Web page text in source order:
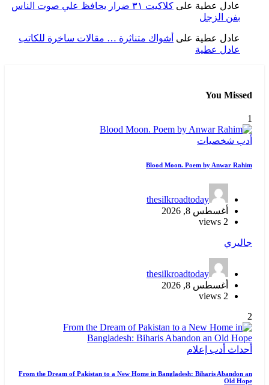
عادل عطية على
كلاكيت ٣١ ضرار يحافظ علي صوت الناس
بفن الزجل
عادل عطية على أشواك متناثرة … مقالات ساخرة للكاتب
عادل عطية
You Missed
1
أدب شخصيات
Blood Moon. Poem by Anwar Rahim
thesilkroadtoday
أغسطس 8, 2026
2 views
جاليري
thesilkroadtoday
أغسطس 8, 2026
2 views
2
أحداث أدب إعلام
From the Dream of Pakistan to a New Home in Bangladesh: Biharis Abandon an
Old Hope